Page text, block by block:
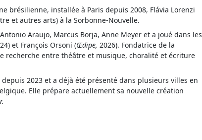
brésilienne, installée à Paris depuis 2008, Flávia Lorenzi
et autres arts) à la Sorbonne-Nouvelle.
Araujo, Marcus Borja, Anne Meyer et a joué dans les
et François Orsoni (Œdipe, 2026). Fondatrice de la
recherche entre théâtre et musique, choralité et écriture
2023 et a déjà été présenté dans plusieurs villes en
Elle prépare actuellement sa nouvelle création